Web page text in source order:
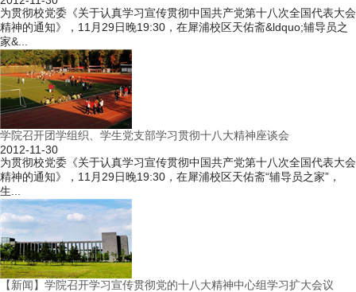
为贯彻校党委《关于认真学习宣传贯彻中国共产党第十八次全国代表大会
精神的通知》，11月29日晚19:30，在犀浦校区天佑斋&ldquo;辅导员之
家&...
学院召开团学组织、学生党支部学习贯彻十八大精神座谈会
2012-11-30
为贯彻校党委《关于认真学习宣传贯彻中国共产党第十八次全国代表大会
精神的通知》，11月29日晚19:30，在犀浦校区天佑斋“辅导员之家”，
生...
【新闻】学院召开学习宣传贯彻党的十八大精神中心组学习扩大会议